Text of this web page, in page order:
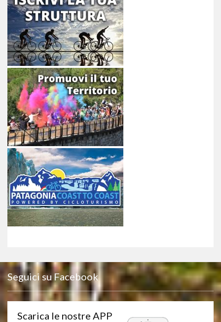
Seguici su Facebook
Scarica le nostre APP